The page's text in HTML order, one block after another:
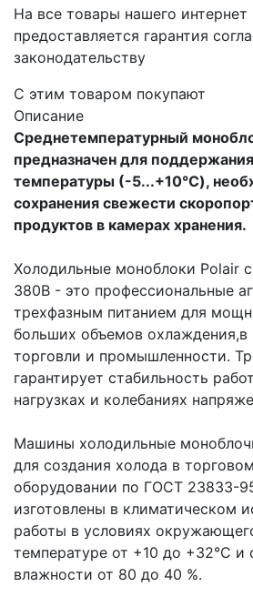
На все товары нашего интернет
предоставляется гарантия
законодательству
C этим товаром покупают
Описание
Среднетемпературный
предназначен для
температуры (-5...+10°C),
сохранения свежести
продуктов в камерах хранения.
Холодильные моноблоки Polair
380В - это профессиональные
трехфазным питанием для
больших объемов охлаждения,в
торговли и промышленности.
гарантирует стабильность
нагрузках и колебаниях
Машины холодильные
для создания холода в
оборудовании по ГОСТ 23833-
изготовлены в климатическом
работы в условиях
температуре от +10 до +32°С и
влажности от 80 до 40 %.